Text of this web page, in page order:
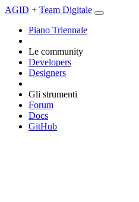
AGID + Team Digitale
Piano Triennale
Le community
Developers
Designers
Gli strumenti
Forum
Docs
GitHub